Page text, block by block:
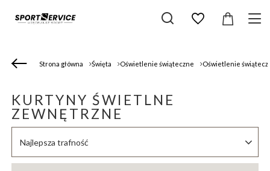
Strona główna Święta Oświetlenie świąteczne Oświetlenie
KURTYNY ŚWIETLNE
ZEWNĘTRZNE
Zmień sortowanie
Najlepsza trafność